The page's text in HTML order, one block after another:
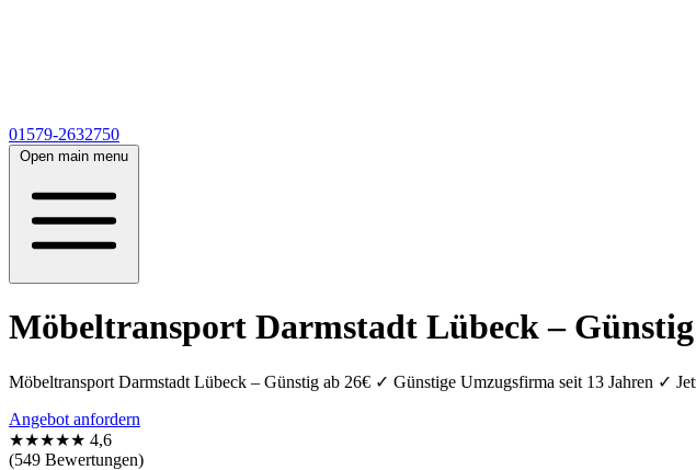
01579-2632750
Open main menu
Möbeltransport Darmstadt Lübeck – Günstig
Möbeltransport Darmstadt Lübeck – Günstig ab 26€ ✓ Günstige Umzugsfirma seit 13 Jahren ✓
Angebot anfordern
★★★★★ 4,6
(549 Bewertungen)